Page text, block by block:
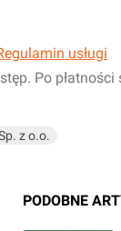
usługi
Po
z o.o.
PODOBNE